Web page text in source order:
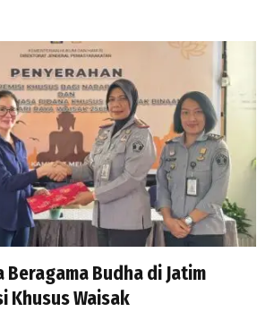
Beragama Budha di Jatim
Khusus Waisak